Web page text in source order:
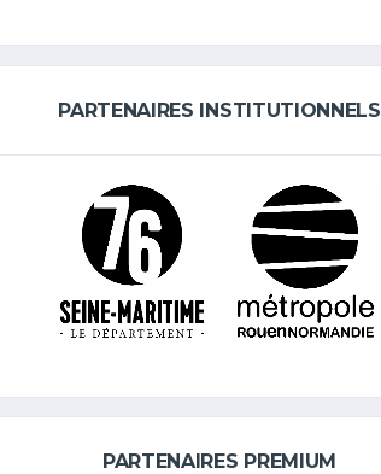
PARTENAIRES INSTITUTIONNELS
PARTENAIRES PREMIUM